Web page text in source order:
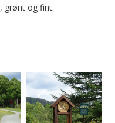
grønt og fint.